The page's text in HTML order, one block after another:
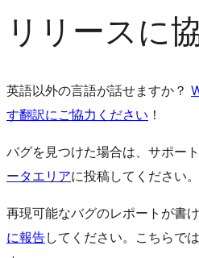
リリースに
英語以外の言語が話せますか？
す翻訳にご協力ください ！
バグを見つけた場合は、サポー
ータエリアに投稿してください
再現可能なバグのレポートが書
に報告してください。こちらでは